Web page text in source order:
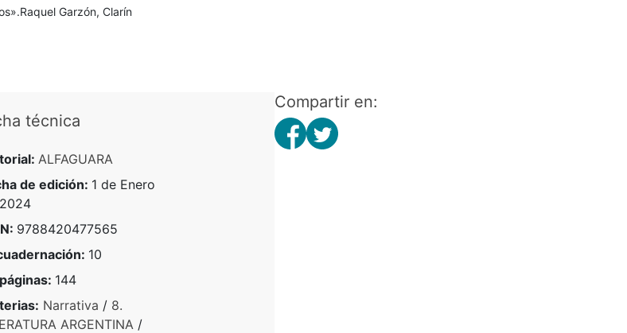
Garzón, Clarín
técnica
ALFAGUARA
de edición: 1 de Enero
9788420477565
10
144
Narrativa / 8.
ARGENTINA /
Compartir en: